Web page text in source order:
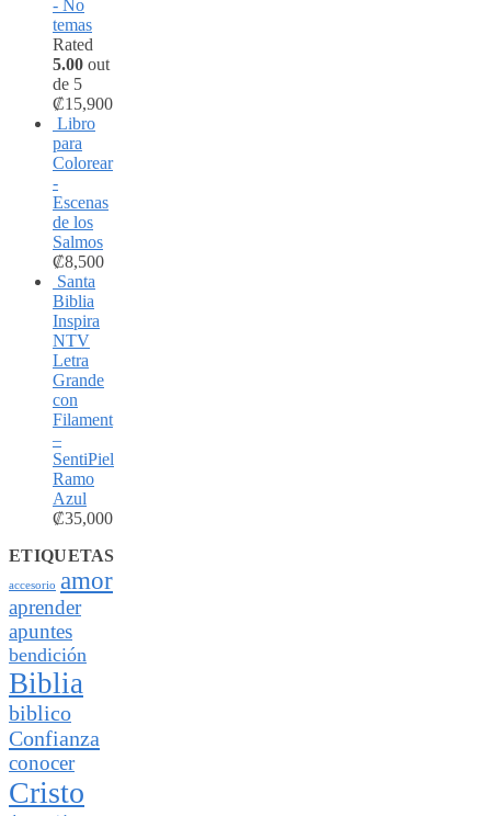
- No
temas
Rated
5.00 out
de 5
₡15,900
Libro
para
Colorear
-
Escenas
de los
Salmos
₡8,500
Santa
Biblia
Inspira
NTV
Letra
Grande
con
Filament
–
SentiPiel
Ramo
Azul
₡35,000
ETIQUETAS
accesorio amor
aprender
apuntes
bendición
Biblia
biblico
Confianza
conocer
Cristo